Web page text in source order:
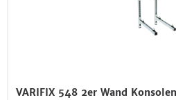
VARIFIX 548 2er Wand